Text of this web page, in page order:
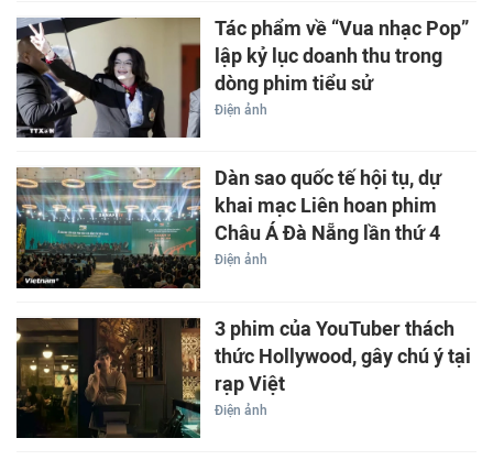
Tác phẩm về “Vua nhạc Pop”
lập kỷ lục doanh thu trong
dòng phim tiểu sử
Điện ảnh
Dàn sao quốc tế hội tụ, dự
khai mạc Liên hoan phim
Châu Á Đà Nẵng lần thứ 4
Điện ảnh
3 phim của YouTuber thách
thức Hollywood, gây chú ý tại
rạp Việt
Điện ảnh